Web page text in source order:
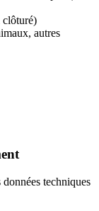
clôturé)
autres
techniques